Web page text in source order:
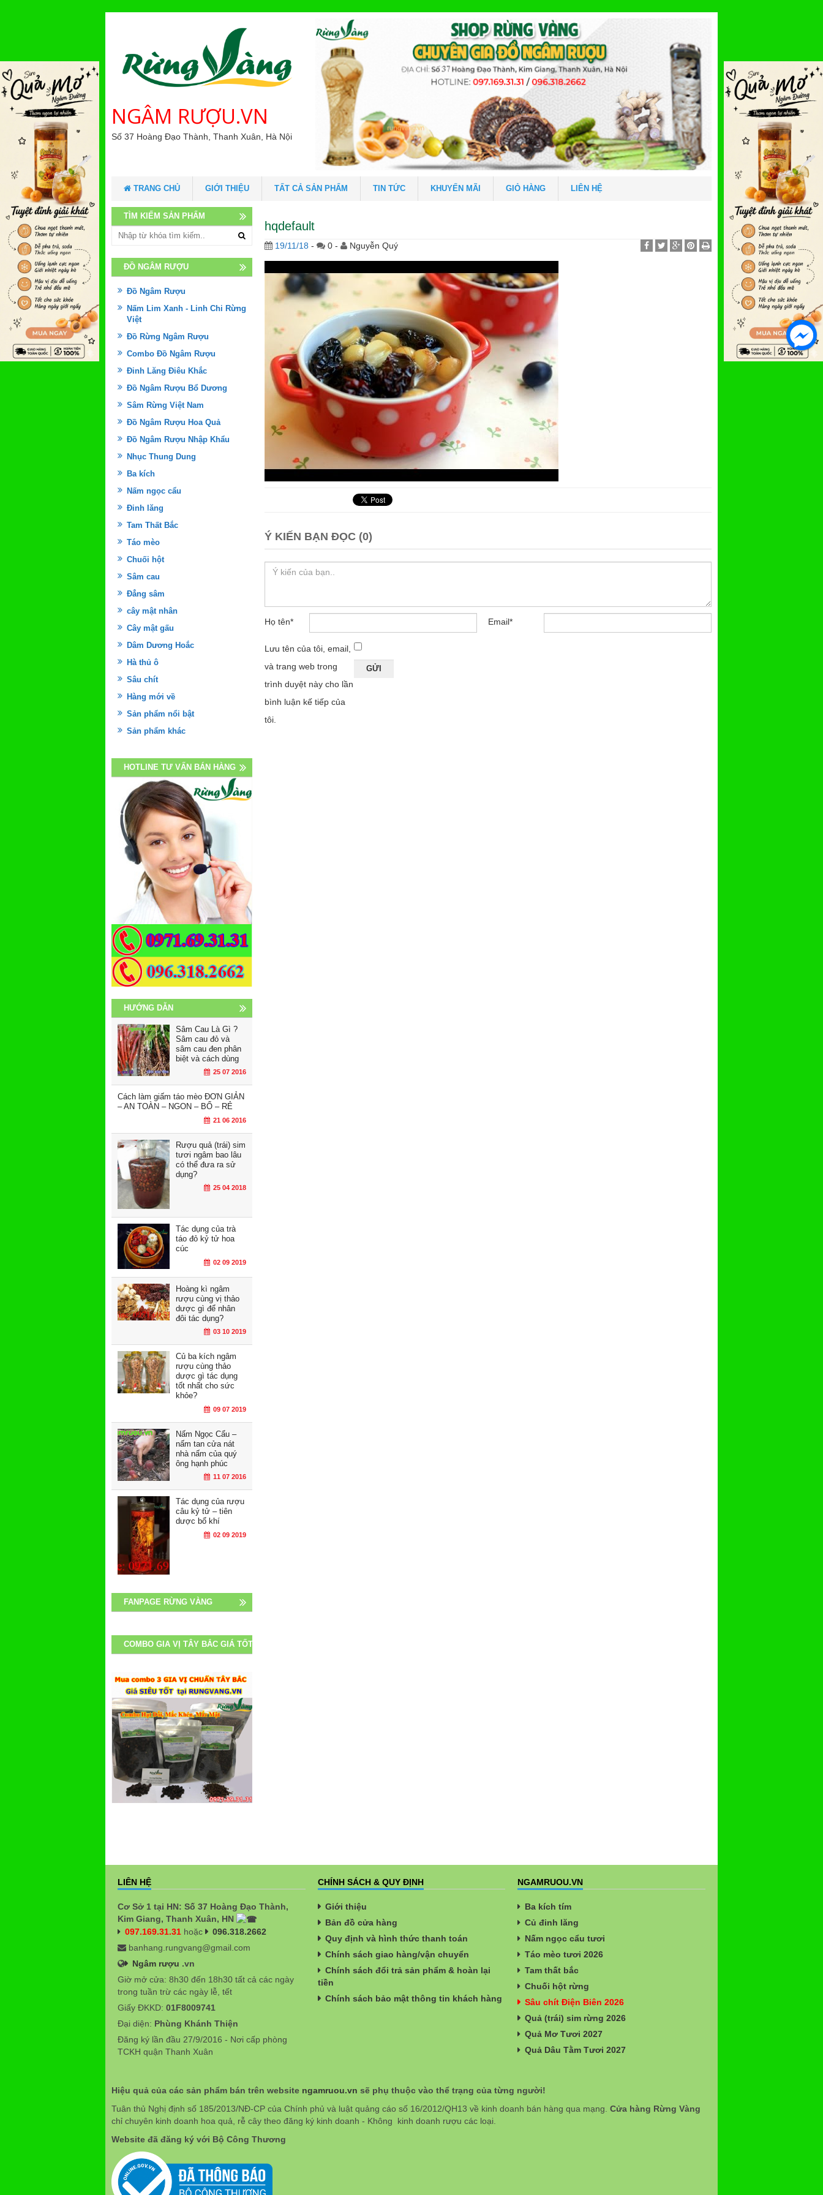
NGÂM RƯỢU.VN
Số 37 Hoàng Đạo Thành, Thanh Xuân, Hà Nội
TRANG CHỦ GIỚI THIỆU TẤT CẢ SẢN PHẨM TIN TỨC KHUYẾN MÃI GIỎ HÀNG LIÊN HỆ
hqdefault
19/11/18 - 0 - Nguyễn Quý
Ý KIẾN BẠN ĐỌC (0)
Họ tên* Email*
Lưu tên của tôi, email,
và trang web trong
trình duyệt này cho lần
bình luận kế tiếp của
tôi.
TÌM KIẾM SẢN PHẨM
ĐỒ NGÂM RƯỢU
Đồ Ngâm Rượu
Nấm Lim Xanh - Linh Chi Rừng
Việt
Đồ Rừng Ngâm Rượu
Combo Đồ Ngâm Rượu
Đinh Lăng Điêu Khắc
Đồ Ngâm Rượu Bổ Dương
Sâm Rừng Việt Nam
Đồ Ngâm Rượu Hoa Quả
Đồ Ngâm Rượu Nhập Khẩu
Nhục Thung Dung
Ba kích
Nấm ngọc cẩu
Đinh lăng
Tam Thất Bắc
Táo mèo
Chuối hột
Sâm cau
Đẳng sâm
cây mật nhân
Cây mật gấu
Dâm Dương Hoắc
Hà thủ ô
Sâu chít
Hàng mới về
Sản phẩm nổi bật
Sản phẩm khác
HOTLINE TƯ VẤN BÁN HÀNG
HƯỚNG DẪN
Sâm Cau Là Gì ?
Sâm cau đỏ và
sâm cau đen phân
biệt và cách dùng
25 07 2016
Cách làm giấm táo mèo ĐƠN GIẢN
– AN TOÀN – NGON – BỔ – RẺ
21 06 2016
Rượu quả (trái) sim
tươi ngâm bao lâu
có thể đưa ra sử
dụng?
25 04 2018
Tác dụng của trà
táo đỏ kỷ tử hoa
cúc
02 09 2019
Hoàng kì ngâm
rượu cùng vị thảo
dược gì để nhân
đôi tác dụng?
03 10 2019
Củ ba kích ngâm
rượu cùng thảo
dược gì tác dụng
tốt nhất cho sức
khỏe?
09 07 2019
Nấm Ngọc Cẩu –
nấm tan cửa nát
nhà nấm của quý
ông hạnh phúc
11 07 2016
Tác dụng của rượu
câu kỷ tử – tiên
dược bổ khí
02 09 2019
FANPAGE RỪNG VÀNG
COMBO GIA VỊ TÂY BẮC GIÁ TỐT
LIÊN HỆ
Cơ Sở 1 tại HN: Số 37 Hoàng Đạo Thành,
Kim Giang, Thanh Xuân, HN
097.169.31.31 hoặc
096.318.2662
banhang.rungvang@gmail.com
Ngâm rượu .vn
Giờ mở cửa: 8h30 đến 18h30 tất cả các ngày
trong tuần trừ các ngày lễ, tết
Giấy ĐKKD: 01F8009741
Đại diện: Phùng Khánh Thiện
Đăng ký lần đầu 27/9/2016 - Nơi cấp phòng
TCKH quận Thanh Xuân
CHÍNH SÁCH & QUY ĐỊNH
Giới thiệu
Bản đồ cửa hàng
Quy định và hình thức thanh toán
Chính sách giao hàng/vận chuyển
Chính sách đổi trả sản phẩm & hoàn lại
tiền
Chính sách bảo mật thông tin khách hàng
NGAMRUOU.VN
Ba kích tím
Củ đinh lăng
Nấm ngọc cẩu tươi
Táo mèo tươi 2026
Tam thất bắc
Chuối hột rừng
Sâu chít Điện Biên 2026
Quả (trái) sim rừng 2026
Quả Mơ Tươi 2027
Quả Dâu Tằm Tươi 2027
Hiệu quả của các sản phẩm bán trên website ngamruou.vn sẽ phụ thuộc vào thể trạng của từng người!
Tuân thủ Nghị định số 185/2013/NĐ-CP của Chính phủ và luật quảng cáo số 16/2012/QH13 về kinh doanh bán hàng qua mạng. Cửa hàng Rừng Vàng
chỉ chuyên kinh doanh hoa quả, rễ cây theo đăng ký kinh doanh - Không kinh doanh rượu các loại.
Website đã đăng ký với Bộ Công Thương